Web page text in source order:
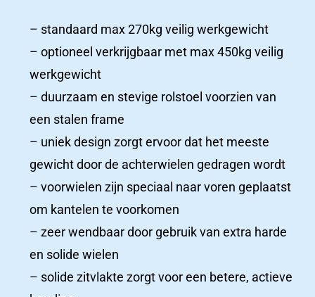
– standaard max 270kg veilig werkgewicht
– optioneel verkrijgbaar met max 450kg veilig
werkgewicht
– duurzaam en stevige rolstoel voorzien van
een stalen frame
– uniek design zorgt ervoor dat het meeste
gewicht door de achterwielen gedragen wordt
– voorwielen zijn speciaal naar voren geplaatst
om kantelen te voorkomen
– zeer wendbaar door gebruik van extra harde
en solide wielen
– solide zitvlakte zorgt voor een betere, actieve
Productcatalogus
Productcatalogus
Productcatalogus